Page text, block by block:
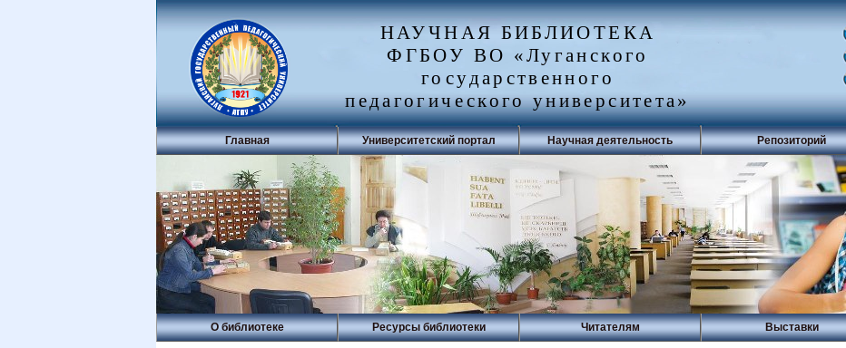
НАУЧНАЯ БИБЛИОТЕКА
ФГБОУ ВО «Луганского
государственного
педагогического университета»
Главная Университетский портал Научная деятельность Репозиторий
О библиотеке Ресурсы библиотеки Читателям Выставки